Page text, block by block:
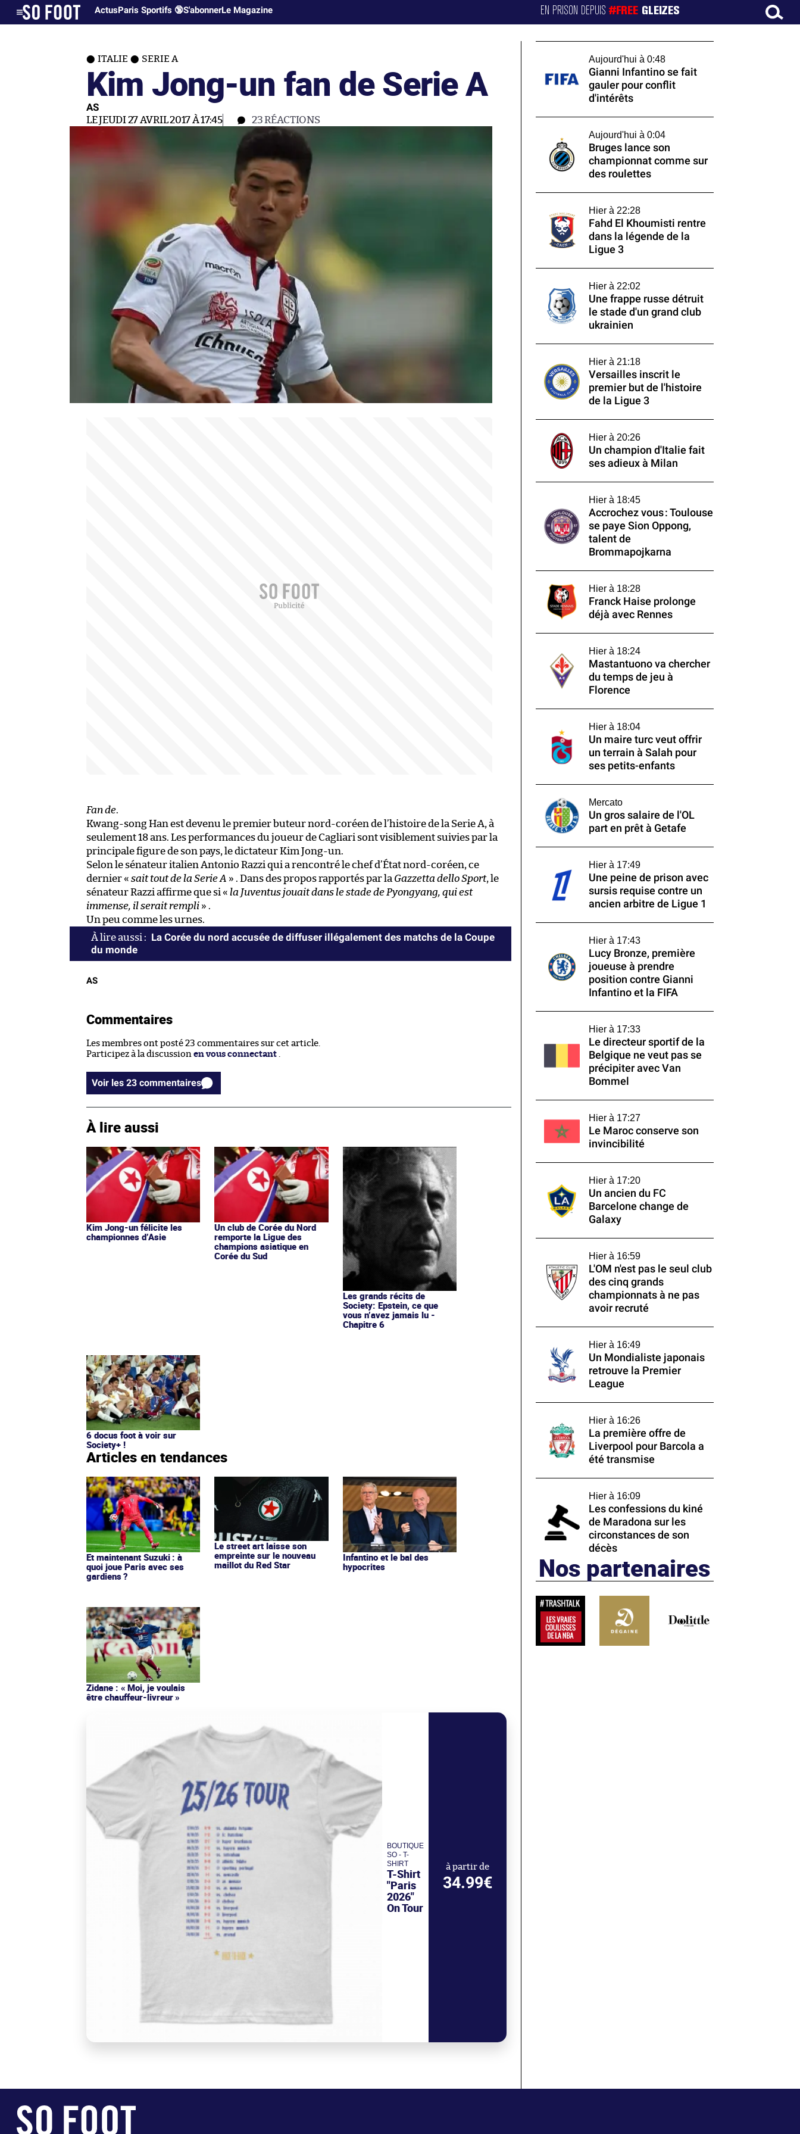
ActusParis Sportifs 🔞S'abonnerLe Magazine EN PRISON DEPUIS#FREE GLEIZES
ITALIE SERIE A
Kim Jong-un fan de Serie A
AS
LE JEUDI 27 AVRIL 2017 À 17:45 23RÉACTIONS
Fan de.
Kwang-song Han est devenu le premier buteur nord-coréen de l’histoire de la Serie A, à
seulement 18 ans. Les performances du joueur de Cagliari sont visiblement suivies par la
principale figure de son pays, le dictateur Kim Jong-un.
Selon le sénateur italien Antonio Razzi qui a rencontré le chef d’État nord-coréen, ce
dernier « sait tout de la Serie A » . Dans des propos rapportés par la Gazzetta dello Sport, le
sénateur Razzi affirme que si « la Juventus jouait dans le stade de Pyongyang, qui est
immense, il serait rempli » .
Un peu comme les urnes.
La Corée du nord accusée de diffuser illégalement des matchs de la Coupe
du monde
AS
Commentaires
Les membres ont posté 23 commentaires sur cet article.
Participez à la discussion en vous connectant
Voir les 23 commentaires
À lire aussi
Kim Jong-un félicite les
championnes d’Asie
Un club de Corée du Nord
remporte la Ligue des
champions asiatique en
Corée du Sud
Les grands récits de
Society: Epstein, ce que
vous n’avez jamais lu -
Chapitre 6
6 docus foot à voir sur
Society+ !
Articles en tendances
Et maintenant Suzuki : à
quoi joue Paris avec ses
gardiens ?
Le street art laisse son
empreinte sur le nouveau
maillot du Red Star
Infantino et le bal des
hypocrites
Zidane : « Moi, je voulais
être chauffeur-livreur »
BOUTIQUE
SO - T-
SHIRT
T-Shirt
"Paris
2026"
On Tour
à partir de
34.99€
Aujourd'hui à 0:48
Gianni Infantino se fait
gauler pour conflit
d'intérêts
Aujourd'hui à 0:04
Bruges lance son
championnat comme sur
des roulettes
Hier à 22:28
Fahd El Khoumisti rentre
dans la légende de la
Ligue 3
Hier à 22:02
Une frappe russe détruit
le stade d'un grand club
ukrainien
Hier à 21:18
Versailles inscrit le
premier but de l'histoire
de la Ligue 3
Hier à 20:26
Un champion d'Italie fait
ses adieux à Milan
Hier à 18:45
Accrochez vous : Toulouse
se paye Sion Oppong,
talent de
Brommapojkarna
Hier à 18:28
Franck Haise prolonge
déjà avec Rennes
Hier à 18:24
Mastantuono va chercher
du temps de jeu à
Florence
Hier à 18:04
Un maire turc veut offrir
un terrain à Salah pour
ses petits-enfants
Mercato
Un gros salaire de l'OL
part en prêt à Getafe
Hier à 17:49
Une peine de prison avec
sursis requise contre un
ancien arbitre de Ligue 1
Hier à 17:43
Lucy Bronze, première
joueuse à prendre
position contre Gianni
Infantino et la FIFA
Hier à 17:33
Le directeur sportif de la
Belgique ne veut pas se
précipiter avec Van
Bommel
Hier à 17:27
Le Maroc conserve son
invincibilité
Hier à 17:20
Un ancien du FC
Barcelone change de
Galaxy
Hier à 16:59
L'OM n'est pas le seul club
des cinq grands
championnats à ne pas
avoir recruté
Hier à 16:49
Un Mondialiste japonais
retrouve la Premier
League
Hier à 16:26
La première offre de
Liverpool pour Barcola a
été transmise
Hier à 16:09
Les confessions du kiné
de Maradona sur les
circonstances de son
décès
Nos partenaires